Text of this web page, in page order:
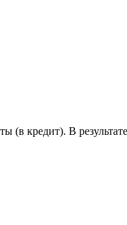
кредит). В